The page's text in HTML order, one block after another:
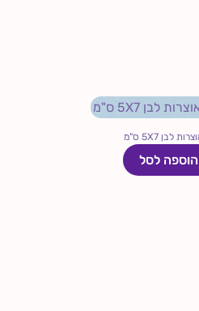
הוספה לסל